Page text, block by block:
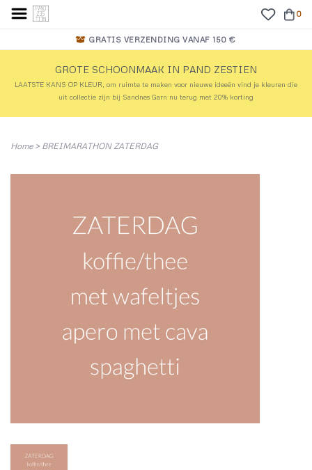
0
GRATIS VERZENDING VANAF 150 €
GROTE SCHOONMAAK IN PAND ZESTIEN
LAATSTE KANS OP KLEUR, om ruimte te maken voor nieuwe ideeën vind je kleuren die
uit collectie zijn bij Sandnes Garn nu terug met 20% korting
Home> BREIMARATHON ZATERDAG